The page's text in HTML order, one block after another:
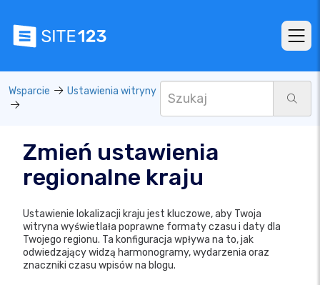
Wsparcie Ustawienia witryny
Zmień ustawienia
regionalne kraju
Ustawienie lokalizacji kraju jest kluczowe, aby Twoja
witryna wyświetlała poprawne formaty czasu i daty dla
Twojego regionu. Ta konfiguracja wpływa na to, jak
odwiedzający widzą harmonogramy, wydarzenia oraz
znaczniki czasu wpisów na blogu.